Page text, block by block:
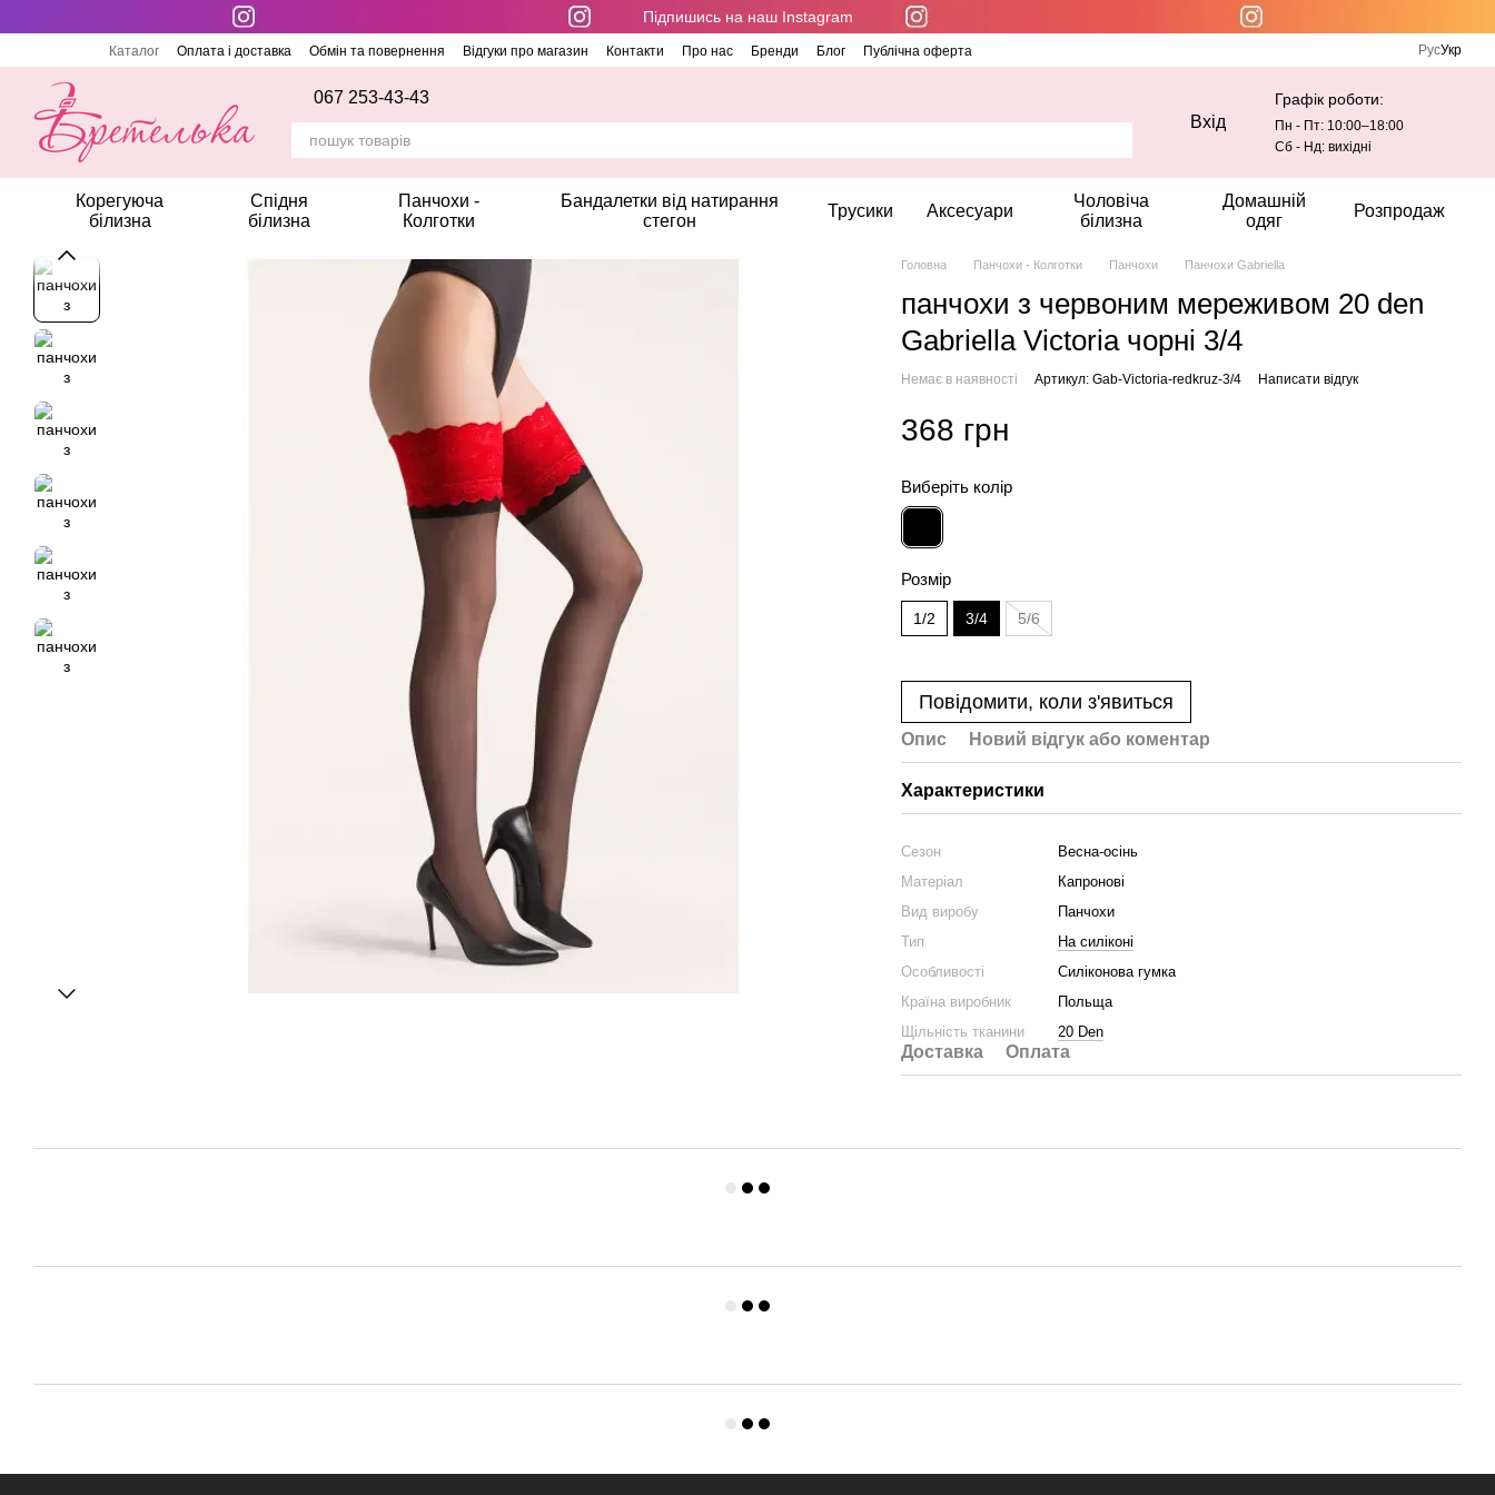
Перейти до основного контенту Підпишись на наш Instagram
Каталог Оплата і доставка Обмін та повернення Відгуки про магазин Контакти Про нас Бренди Блог Публічна оферта РусУкр
067 253-43-43
Вхід
Графік роботи:
Пн - Пт: 10:00–18:00
Сб - Нд: вихідні
Корегуюча
білизна
Спідня
білизна
Панчохи -
Колготки
Бандалетки від натирання
стегон
Трусики Аксесуари
Чоловіча
білизна
Домашній
одяг
Розпродаж
Головна Панчохи - Колготки Панчохи Панчохи Gabriella
панчохи з червоним мереживом 20 den
Gabriella Victoria чорні 3/4
Немає в наявності Артикул: Gab-Victoria-redkruz-3/4 Написати відгук
368 грн
Виберіть колір
Розмір
1/2 3/4 5/6
Повідомити, коли з'явиться
Опис Новий відгук або коментар
Характеристики
Сезон
Весна-осінь
Матеріал
Капронові
Вид виробу
Панчохи
Тип
На силіконі
Особливості
Силіконова гумка
Країна виробник
Польща
Щільність тканини
20 Den
Доставка Оплата